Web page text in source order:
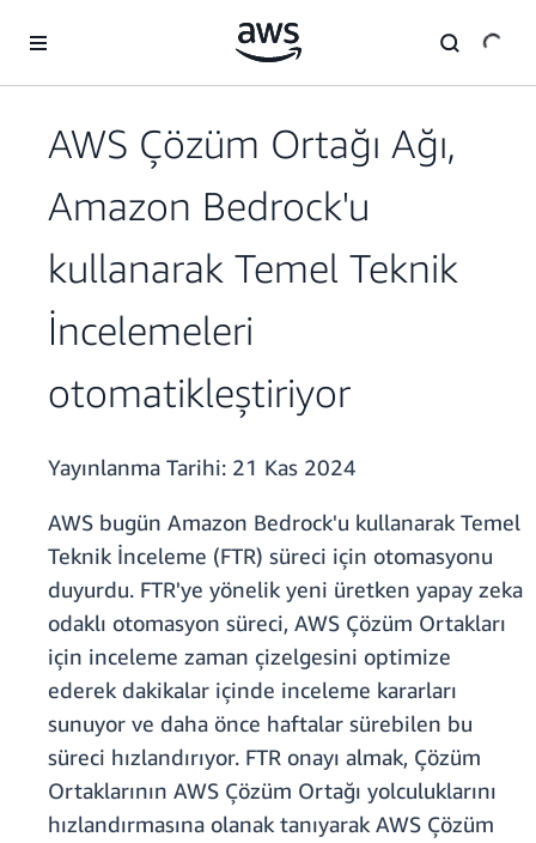
AWS Çözüm Ortağı Ağı,
Amazon Bedrock'u
kullanarak Temel Teknik
İncelemeleri
otomatikleştiriyor
Yayınlanma Tarihi: 21 Kas 2024
AWS bugün Amazon Bedrock'u kullanarak Temel
Teknik İnceleme (FTR) süreci için otomasyonu
duyurdu. FTR'ye yönelik yeni üretken yapay zeka
odaklı otomasyon süreci, AWS Çözüm Ortakları
için inceleme zaman çizelgesini optimize
ederek dakikalar içinde inceleme kararları
sunuyor ve daha önce haftalar sürebilen bu
süreci hızlandırıyor. FTR onayı almak, Çözüm
Ortaklarının AWS Çözüm Ortağı yolculuklarını
hızlandırmasına olanak tanıyarak AWS Çözüm